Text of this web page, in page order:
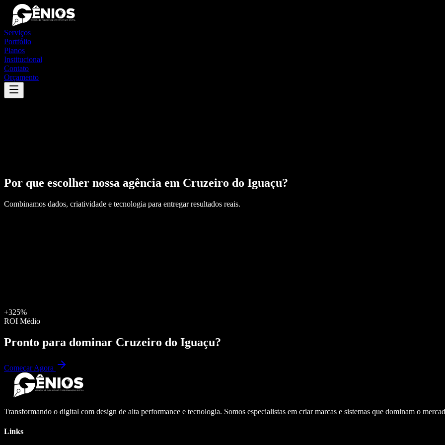
Serviços
Portfólio
Planos
Institucional
Contato
Orçamento
Por que escolher nossa agência em Cruzeiro do Iguaçu?
Combinamos dados, criatividade e tecnologia para entregar resultados reais.
+325%
ROI Médio
Pronto para dominar Cruzeiro do Iguaçu?
Começar Agora
Transformando o digital com design de alta performance e tecnologia. Somos especialistas em criar marcas e sistemas que dominam o
Links